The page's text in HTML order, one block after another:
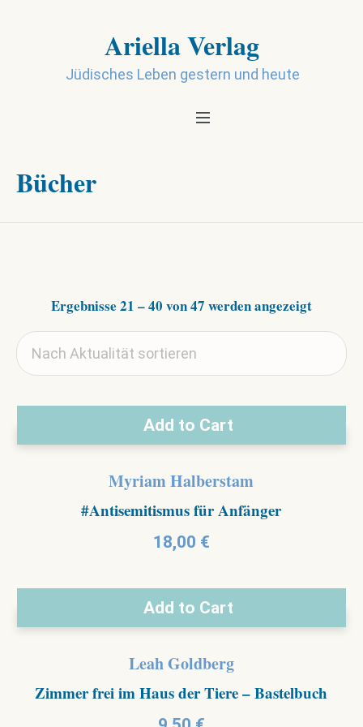
Ariella Verlag
Jüdisches Leben gestern und heute
Bücher
Ergebnisse 21 – 40 von 47 werden angezeigtNach
sortiert
Add to Cart
Myriam Halberstam
#Antisemitismus für Anfänger
18,00 €
Add to Cart
Leah Goldberg
Zimmer frei im Haus der Tiere – Bastelbuch